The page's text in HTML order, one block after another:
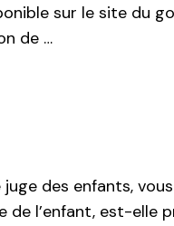
sur le site du
de …
des enfants,
de l’enfant, est-